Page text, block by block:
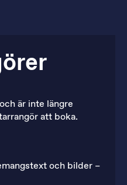
är inte längre
att boka.
och bilder –